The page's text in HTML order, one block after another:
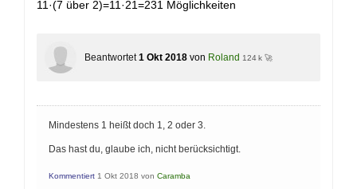
11·(7 über 2)=11·21=231 Möglichkeiten
Beantwortet 1 Okt 2018 von Roland 124 k 🚀
Mindestens 1 heißt doch 1, 2 oder 3.
Das hast du, glaube ich, nicht berücksichtigt.
Kommentiert 1 Okt 2018 von Caramba